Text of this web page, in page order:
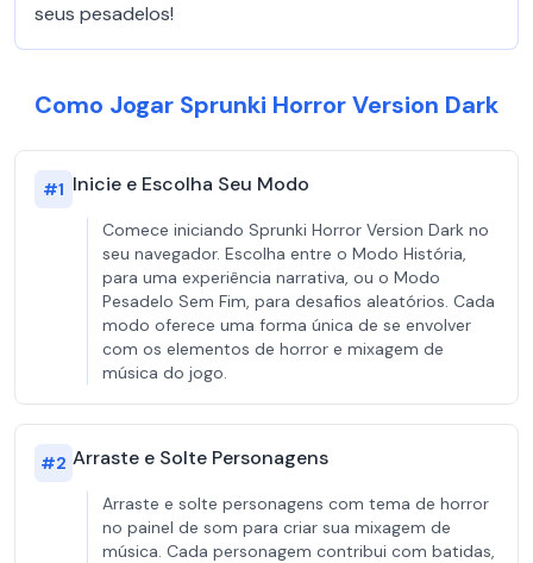
seus pesadelos!
Como Jogar Sprunki Horror Version Dark
#1 Inicie e Escolha Seu Modo
Comece iniciando Sprunki Horror Version Dark no
seu navegador. Escolha entre o Modo História,
para uma experiência narrativa, ou o Modo
Pesadelo Sem Fim, para desafios aleatórios. Cada
modo oferece uma forma única de se envolver
com os elementos de horror e mixagem de
música do jogo.
#2 Arraste e Solte Personagens
Arraste e solte personagens com tema de horror
no painel de som para criar sua mixagem de
música. Cada personagem contribui com batidas,